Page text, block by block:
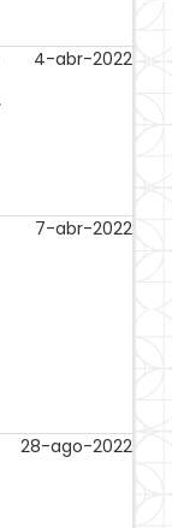
4-abr-2022
7-abr-2022
28-ago-2022